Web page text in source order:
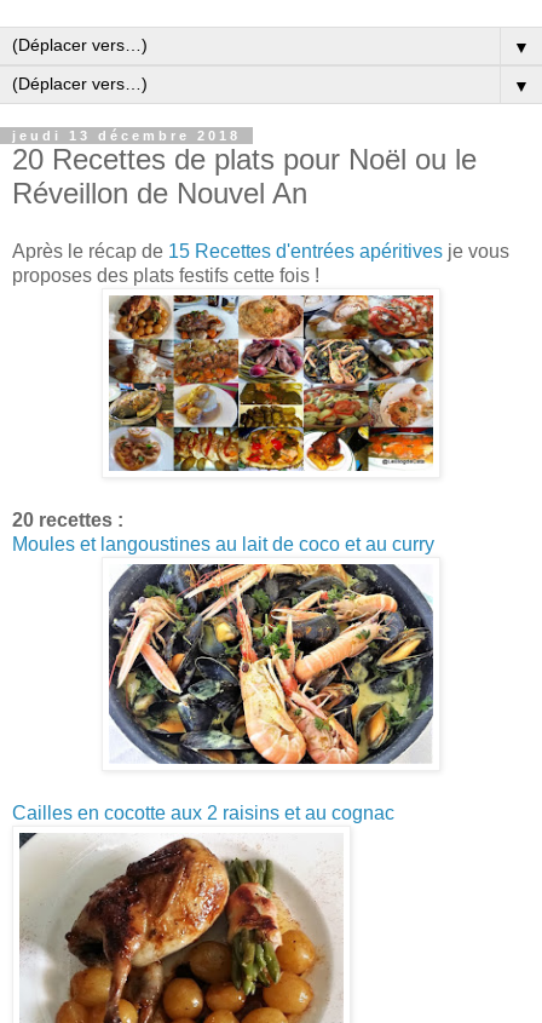
▼
▼
jeudi 13 décembre 2018
20 Recettes de plats pour Noël ou le
Réveillon de Nouvel An
Après le récap de 15 Recettes d'entrées apéritives je vous
proposes des plats festifs cette fois !
20 recettes :
Moules et langoustines au lait de coco et au curry
Cailles en cocotte aux 2 raisins et au cognac